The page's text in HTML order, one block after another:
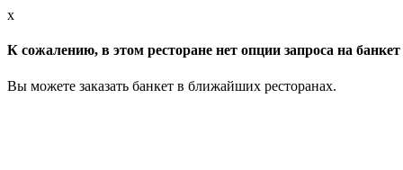
x
К сожалению, в этом ресторане нет опции запроса на
Вы можете заказать банкет в ближайших ресторанах.